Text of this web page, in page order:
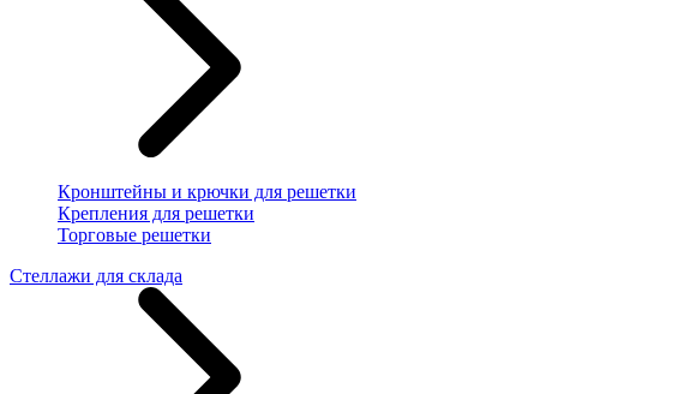
Кронштейны и крючки для решетки
Крепления для решетки
Торговые решетки
Стеллажи для склада